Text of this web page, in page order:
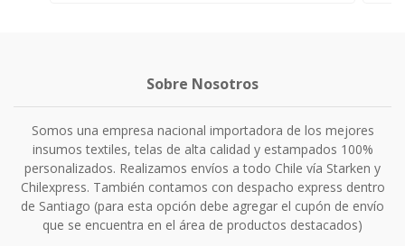
Sobre Nosotros
Somos una empresa nacional importadora de los mejores
insumos textiles, telas de alta calidad y estampados 100%
personalizados. Realizamos envíos a todo Chile vía Starken y
Chilexpress. También contamos con despacho express dentro
de Santiago (para esta opción debe agregar el cupón de envío
que se encuentra en el área de productos destacados)